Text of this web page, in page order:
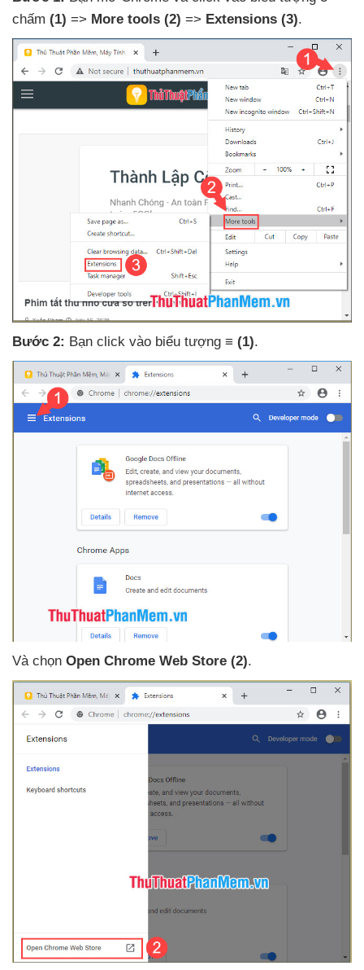
chấm (1) => More tools (2) => Extensions (3).
Bước 2: Bạn click vào biểu tượng ≡ (1).
Và chọn Open Chrome Web Store (2).